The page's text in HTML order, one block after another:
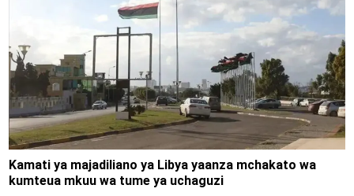
Kamati ya majadiliano ya Libya yaanza mchakato wa
kumteua mkuu wa tume ya uchaguzi